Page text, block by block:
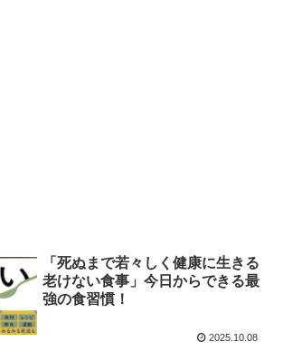
「死ぬまで若々しく健康に生きる
老けない食事」今日からできる最
強の食習慣！
2025.10.08